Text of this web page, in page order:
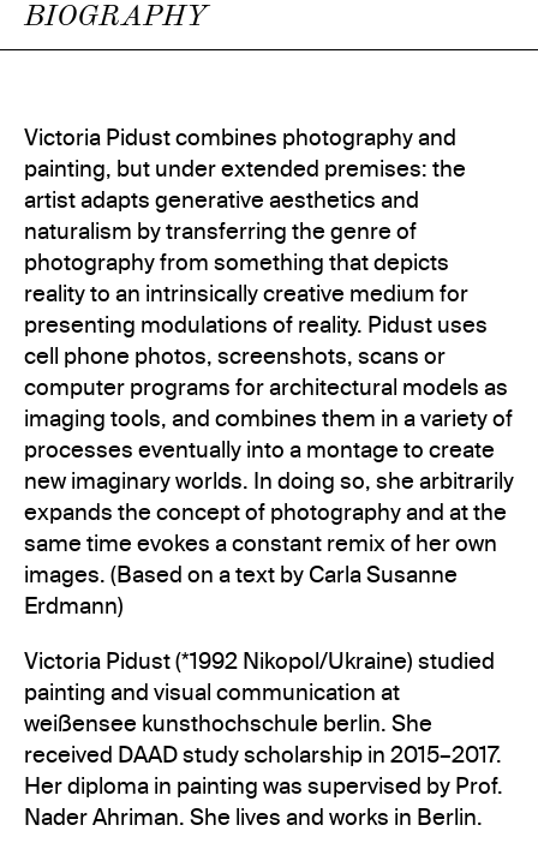
BIOGRAPHY
Victoria Pidust combines photography and
painting, but under extended premises: the
artist adapts generative aesthetics and
naturalism by transferring the genre of
photography from something that depicts
reality to an intrinsically creative medium for
presenting modulations of reality. Pidust uses
cell phone photos, screenshots, scans or
computer programs for architectural models as
imaging tools, and combines them in a variety of
processes eventually into a montage to create
new imaginary worlds. In doing so, she arbitrarily
expands the concept of photography and at the
same time evokes a constant remix of her own
images. (Based on a text by Carla Susanne
Erdmann)
Victoria Pidust (*1992 Nikopol/Ukraine) studied
painting and visual communication at
weißensee kunsthochschule berlin. She
received DAAD study scholarship in 2015–2017.
Her diploma in painting was supervised by Prof.
Nader Ahriman. She lives and works in Berlin.